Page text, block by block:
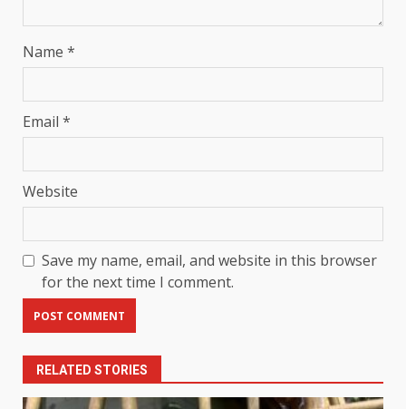
Name *
Email *
Website
Save my name, email, and website in this browser
for the next time I comment.
RELATED STORIES